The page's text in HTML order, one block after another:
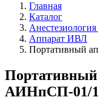
Главная
Каталог
Аппарат ИВЛ
Портативный
АИНпСП-01/